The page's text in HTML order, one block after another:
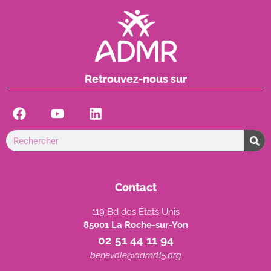
Retrouvez-nous sur
Contact
119 Bd des États Unis
85001 La Roche-sur-Yon
02 51 44 11 94
benevole@admr85.org